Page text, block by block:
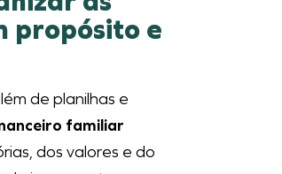
propósito e
de planilhas e
familiar
dos valores e do